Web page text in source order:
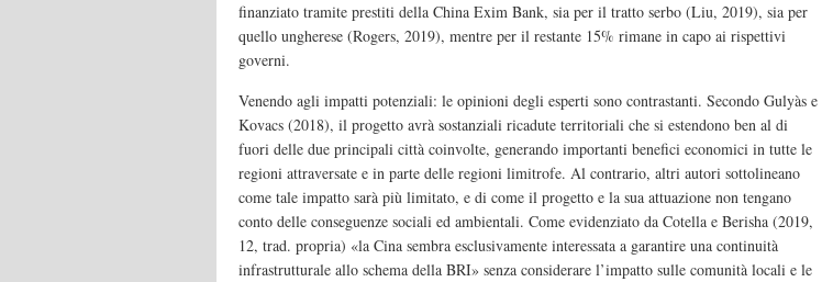
finanziato tramite prestiti della China Exim Bank, sia per il tratto serbo (Liu, 2019), sia per
quello ungherese (Rogers, 2019), mentre per il restante 15% rimane in capo ai rispettivi
governi.
Venendo agli impatti potenziali: le opinioni degli esperti sono contrastanti. Secondo Gulyàs e
Kovacs (2018), il progetto avrà sostanziali ricadute territoriali che si estendono ben al di
fuori delle due principali città coinvolte, generando importanti benefici economici in tutte le
regioni attraversate e in parte delle regioni limitrofe. Al contrario, altri autori sottolineano
come tale impatto sarà più limitato, e di come il progetto e la sua attuazione non tengano
conto delle conseguenze sociali ed ambientali. Come evidenziato da Cotella e Berisha (2019,
12, trad. propria) «la Cina sembra esclusivamente interessata a garantire una continuità
infrastrutturale allo schema della BRI» senza considerare l’impatto sulle comunità locali e le